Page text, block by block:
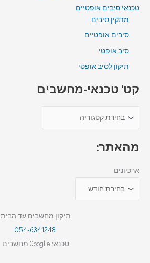
טכנאי סיבים אופטיים
מתקין סיבים
סיבים אופטיים
סיב אופטי
תיקון לסיב אופטי
קט' טכנאי-מחשבים
מהאתר:
ארכיונים
תיקון מחשבים עד הבית
054-6341248
טכנאי Googlle מחשבים